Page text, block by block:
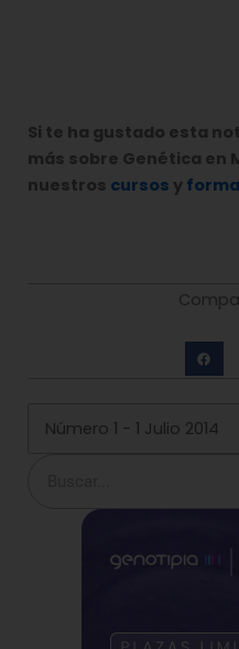
Si te ha gustado esta
más sobre Genética en
nuestros cursos y